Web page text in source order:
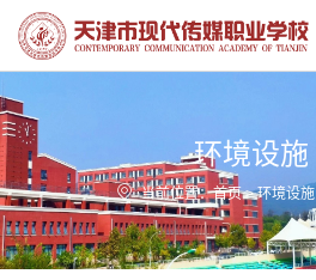
环境设施
当前位置：首页 > 环境设施